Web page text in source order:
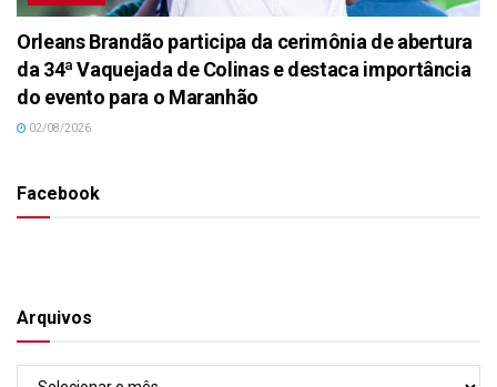
Orleans Brandão participa da cerimônia de abertura
da 34ª Vaquejada de Colinas e destaca importância
do evento para o Maranhão
02/08/2026
Facebook
Arquivos
Arquivos